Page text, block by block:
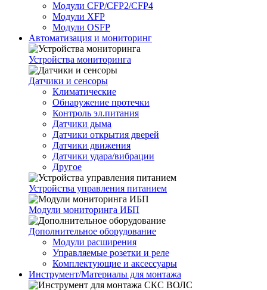
Модули CFP/CFP2/CFP4
Модули XFP
Модули OSFP
Автоматизация и мониторинг
Устройства мониторинга
Датчики и сенсоры
Климатические
Обнаружение протечки
Контроль эл.питания
Датчики дыма
Датчики открытия дверей
Датчики движения
Датчики удара/вибрации
Другое
Устройства управления питанием
Модули мониторинга ИБП
Дополнительное оборудование
Модули расширения
Управляемые розетки и реле
Комплектующие и аксессуары
Инструмент/Материалы для монтажа